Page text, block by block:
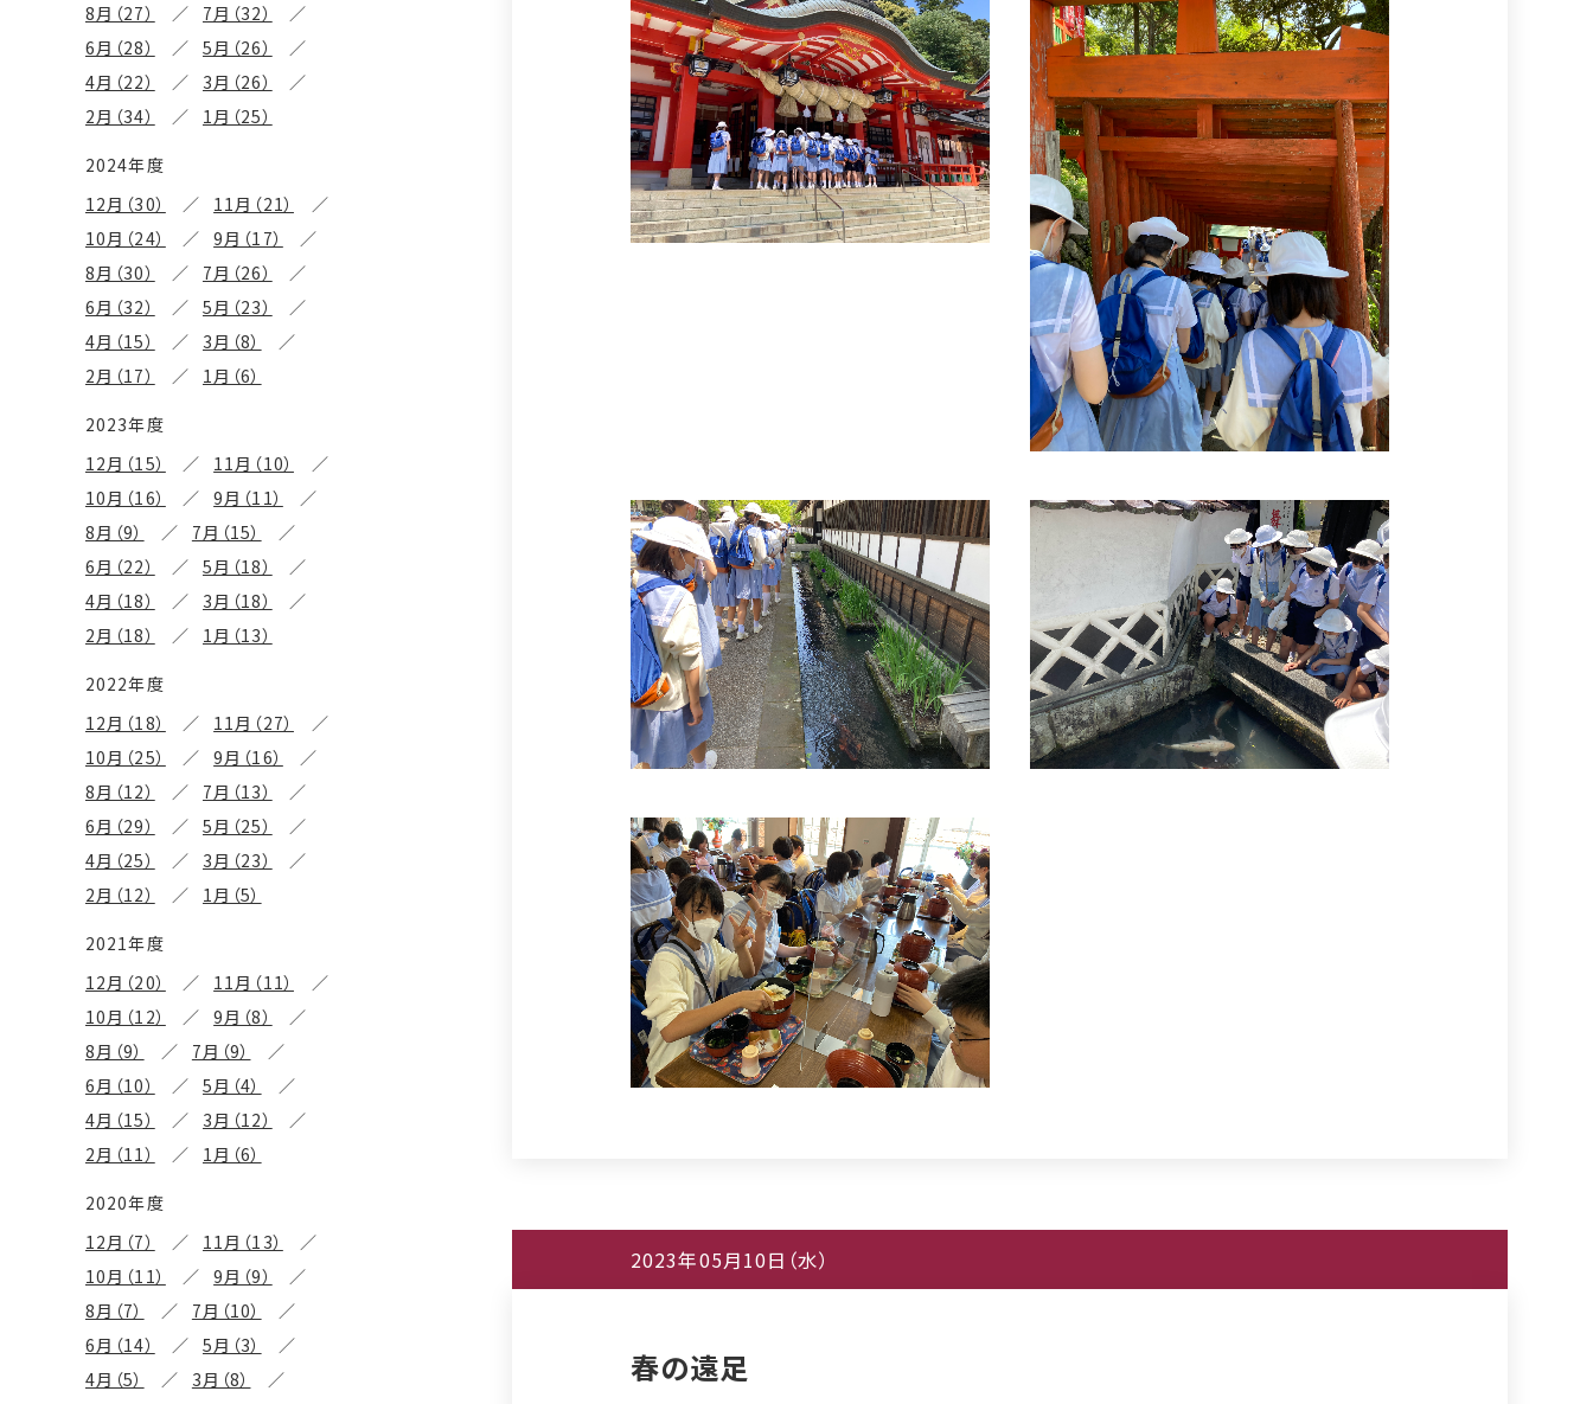
2023年05月10日（水）
春の遠足
8月（27）
7月（32）
6月（28）
5月（26）
4月（22）
3月（26）
2月（34）
1月（25）
2024年度
12月（30）
11月（21）
10月（24）
9月（17）
8月（30）
7月（26）
6月（32）
5月（23）
4月（15）
3月（8）
2月（17）
1月（6）
2023年度
12月（15）
11月（10）
10月（16）
9月（11）
8月（9）
7月（15）
6月（22）
5月（18）
4月（18）
3月（18）
2月（18）
1月（13）
2022年度
12月（18）
11月（27）
10月（25）
9月（16）
8月（12）
7月（13）
6月（29）
5月（25）
4月（25）
3月（23）
2月（12）
1月（5）
2021年度
12月（20）
11月（11）
10月（12）
9月（8）
8月（9）
7月（9）
6月（10）
5月（4）
4月（15）
3月（12）
2月（11）
1月（6）
2020年度
12月（7）
11月（13）
10月（11）
9月（9）
8月（7）
7月（10）
6月（14）
5月（3）
4月（5）
3月（8）